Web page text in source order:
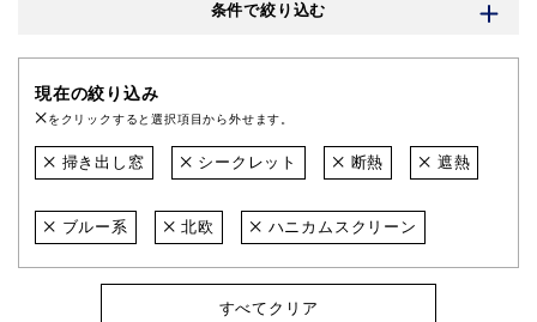
条件で絞り込む
現在の絞り込み
をクリックすると選択項目から外せます。
掃き出し窓 シークレット 断熱 遮熱
ブルー系 北欧 ハニカムスクリーン
すべてクリア